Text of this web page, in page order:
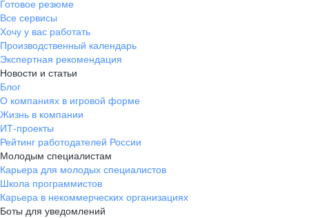
Готовое резюме
Все сервисы
Хочу у вас работать
Производственный календарь
Экспертная рекомендация
Новости и статьи
Блог
О компаниях в игровой форме
Жизнь в компании
ИТ-проекты
Рейтинг работодателей России
Молодым специалистам
Карьера для молодых специалистов
Школа программистов
Карьера в некоммерческих организациях
Боты для уведомлений